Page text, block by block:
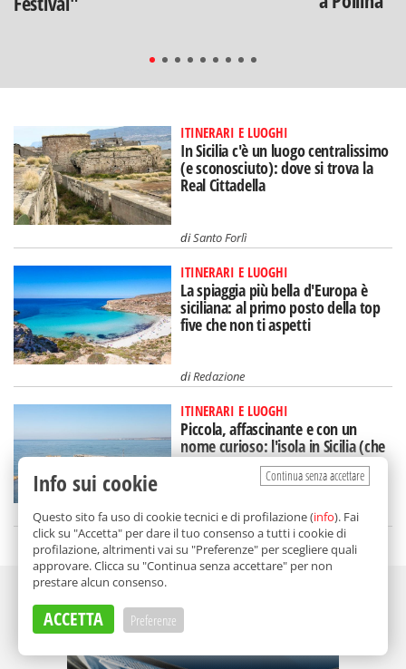
ITINERARI E LUOGHI
In Sicilia c'è un luogo centralissimo
(e sconosciuto): dove si trova la
Real Cittadella
diSanto Forlì
ITINERARI E LUOGHI
La spiaggia più bella d'Europa è
siciliana: al primo posto della top
five che non ti aspetti
diRedazione
ITINERARI E LUOGHI
Piccola, affascinante e con un
nome curioso: l'isola in Sicilia (che
rischia di scomparire)
diFederica Puglisi
Continua senza accettare
Info sui cookie
Questo sito fa uso di cookie tecnici e di profilazione (info). Fai
click su "Accetta" per dare il tuo consenso a tutti i cookie di
profilazione, altrimenti vai su "Preferenze" per scegliere quali
approvare. Clicca su "Continua senza accettare" per non
prestare alcun consenso.
ACCETTA Preferenze